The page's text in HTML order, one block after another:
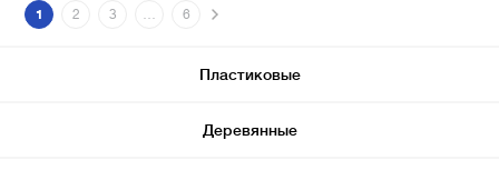
1 2 3 6
Пластиковые
Деревянные